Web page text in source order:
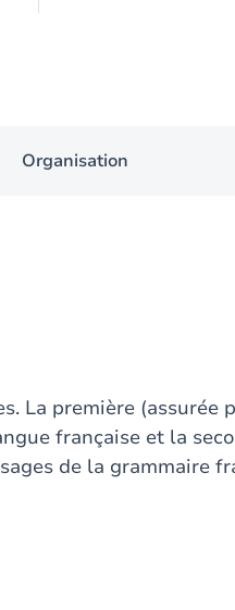
Organisation
La première (assurée
française et la
de la grammaire